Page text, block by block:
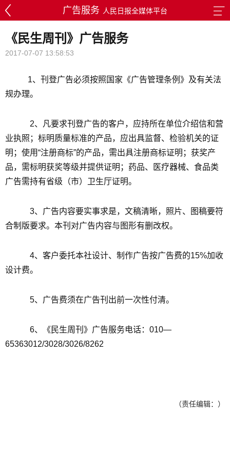
广告服务 人民日报全媒体平台
《民生周刊》广告服务
2017-07-07 13:58:53
1、刊登广告必须按照国家《广告管理条例》及有关法
规办理。
2、凡要求刊登广告的客户，应持所在单位介绍信和营
业执照；标明质量标准的产品，应出具监督、检验机关的证
明；使用“注册商标”的产品，需出具注册商标证明；获奖产
品，需标明获奖等级并提供证明；药品、医疗器械、食品类
广告需持有省级（市）卫生厅证明。
3、广告内容要实事求是，文稿清晰，照片、图稿要符
合制版要求。本刊对广告内容与图形有删改权。
4、客户委托本社设计、制作广告按广告费的15%加收
设计费。
5、广告费须在广告刊出前一次性付清。
6、《民生周刊》广告服务电话：010—
65363012/3028/3026/8262
（责任编辑：）